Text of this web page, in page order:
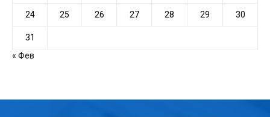
24 25 26 27 28 29 30
31
« Фев